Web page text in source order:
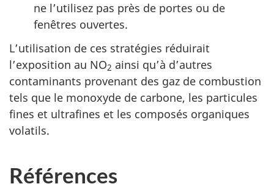
ne l’utilisez pas près de portes ou de
fenêtres ouvertes.
L’utilisation de ces stratégies réduirait
l’exposition au NO2 ainsi qu’à d’autres
contaminants provenant des gaz de combustion
tels que le monoxyde de carbone, les particules
fines et ultrafines et les composés organiques
volatils.
Références